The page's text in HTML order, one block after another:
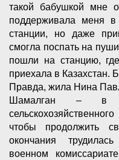
такой бабушкой мне
поддерживала меня
станции, но даже
смогла поспать на
пошли на станцию,
приехала в Казахстан.
Правда, жила Нина
Шамалган – в
чтобы продолжить
окончания
военном